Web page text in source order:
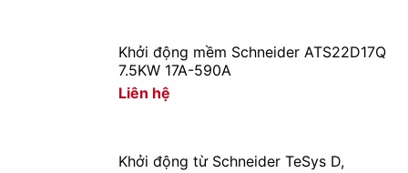
Khởi động mềm Schneider ATS22D17Q
7.5KW 17A-590A
Liên hệ
Khởi động từ Schneider TeSys D,